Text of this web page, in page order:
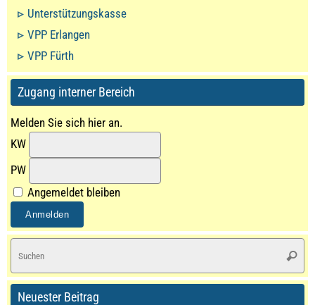
Unterstützungskasse
VPP Erlangen
VPP Fürth
Zugang interner Bereich
Melden Sie sich hier an.
KW
PW
Angemeldet bleiben
Neuester Beitrag